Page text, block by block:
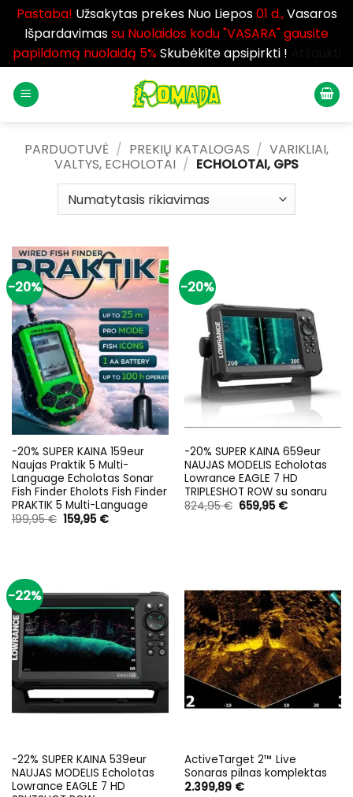
Pastaba! Užsakytas prekes Nuo Liepos01 d.,Vasaros
Išpardavimassu Nuolaidos kodu "VASARA" gausite
papildomą nuolaidą 5%Skubėkite apsipirkti !
PARDUOTUVĖ / PREKIŲ KATALOGAS / VARIKLIAI,
VALTYS, ECHOLOTAI / ECHOLOTAI, GPS
-20%
-20% SUPER KAINA 159eur
Naujas Praktik 5 Multi-
Language Echolotas Sonar
Fish Finder Eholots Fish Finder
PRAKTIK 5 Multi-Language
199,95€ Original
price
159,95 €Current
-20%
-20% SUPER KAINA 659eur
NAUJAS MODELIS Echolotas
Lowrance EAGLE 7 HD
TRIPLESHOT ROW su sonaru
824,95€ Original
price
659,95 €Current
-22%
-22% SUPER KAINA 539eur
NAUJAS MODELIS Echolotas
Lowrance EAGLE 7 HD
ActiveTarget 2™ Live
Sonaras pilnas komplektas
2.399,89 €